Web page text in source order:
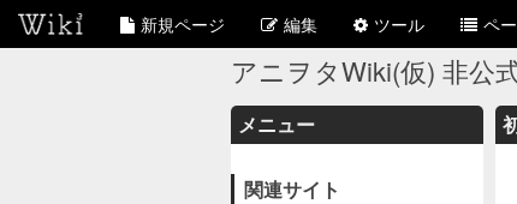
新規ページ 編集 ツール ペ
アニヲタWiki(仮) 非公
メニュー
関連サイト